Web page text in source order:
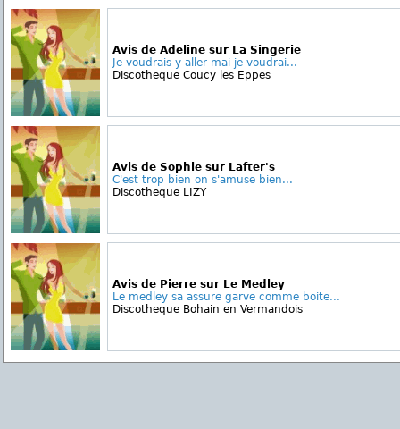
Avis de Adeline sur La Singerie
Je voudrais y aller mai je voudrai...
Discotheque Coucy les Eppes
Avis de Sophie sur Lafter's
C'est trop bien on s'amuse bien...
Discotheque LIZY
Avis de Pierre sur Le Medley
Le medley sa assure garve comme boite...
Discotheque Bohain en Vermandois